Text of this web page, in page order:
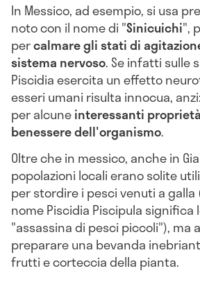
In Messico, ad esempio, si usa
noto con il nome di "Sinicuichi",
percalmare gli stati di
sistema nervoso. Se infatti sulle
Piscidia esercita un effetto
esseri umani risulta innocua,
per alcuneinteressanti
benessere dell'organismo.
Oltre che in messico, anche in
popolazioni locali erano solite
per stordire i pesci venuti a galla
nome Piscidia Piscipula
"assassina di pesci piccoli"), ma
preparare una bevanda
frutti e corteccia della pianta.